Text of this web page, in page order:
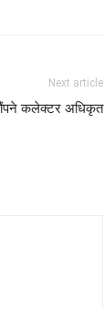
Next article
कलेक्टर अधिकृत